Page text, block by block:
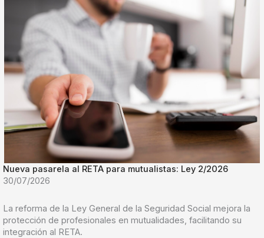
Nueva pasarela al RETA para mutualistas: Ley 2/2026
30/07/2026
La reforma de la Ley General de la Seguridad Social mejora la
protección de profesionales en mutualidades, facilitando su
integración al RETA.